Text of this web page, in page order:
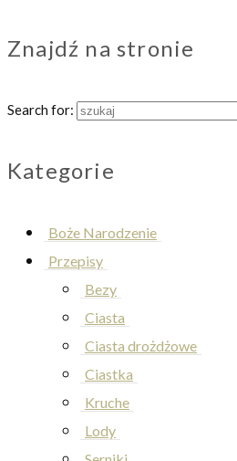
Znajdź na stronie
Search for:
Kategorie
Boże Narodzenie
Przepisy
Bezy
Ciasta
Ciasta drożdżowe
Ciastka
Kruche
Lody